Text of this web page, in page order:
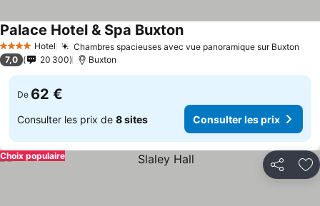
4 Étoiles Hotel Chambres spacieuses avec vue panoramique sur Buxton
Palace Hotel & Spa Buxton
7,0 20 300 Buxton
De 62 €
Consulter les prix de 8 sites Consulter les prix
Partager
Choix populaire